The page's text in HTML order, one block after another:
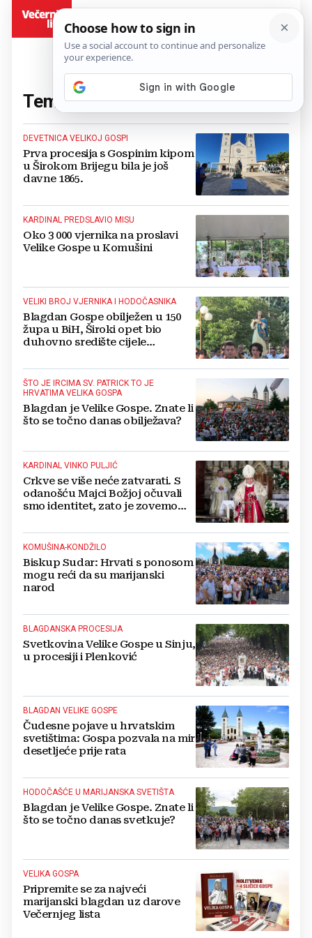
Tema:Velika Gospa(70 članaka)
DEVETNICA VELIKOJ GOSPI
Prva procesija s Gospinim kipom
u Širokom Brijegu bila je još
davne 1865.
KARDINAL PREDSLAVIO MISU
Oko 3 000 vjernika na proslavi
Velike Gospe u Komušini
VELIKI BROJ VJERNIKA I HODOČASNIKA
Blagdan Gospe obilježen u 150
župa u BiH, Široki opet bio
duhovno središte cijele
ŠTO JE IRCIMA SV. PATRICK TO JE
HRVATIMA VELIKA GOSPA
Blagdan je Velike Gospe. Znate li
što se točno danas obilježava?
KARDINAL VINKO PULJIĆ
Crkve se više neće zatvarati. S
odanošću Majci Božjoj očuvali
smo identitet, zato je zovemo
KOMUŠINA-KONDŽILO
Biskup Sudar: Hrvati s ponosom
mogu reći da su marijanski
narod
BLAGDANSKA PROCESIJA
Svetkovina Velike Gospe u Sinju,
u procesiji i Plenković
BLAGDAN VELIKE GOSPE
Čudesne pojave u hrvatskim
svetištima: Gospa pozvala na mir
desetljeće prije rata
HODOČAŠĆE U MARIJANSKA SVETIŠTA
Blagdan je Velike Gospe. Znate li
što se točno danas svetkuje?
VELIKA GOSPA
Pripremite se za najveći
marijanski blagdan uz darove
Večernjeg lista